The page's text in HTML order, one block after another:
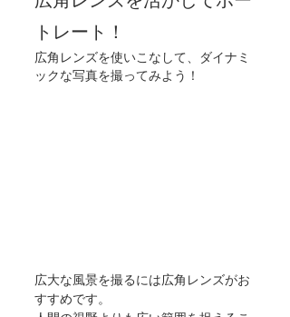
トレート！
広角レンズを使いこなして、ダイナミ
ックな写真を撮ってみよう！
広大な風景を撮るには広角レンズがお
すすめです。